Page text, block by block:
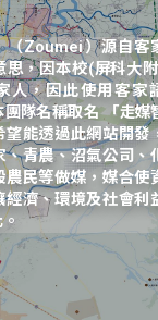
（Zoumei）源自客
思，因本校(屏科大
人，因此使用客家
團隊名稱取名 「走媒
望能透過此網站開發
、青農、沼氣公司、
農民等做媒，媒合使
經濟、環境及社會利